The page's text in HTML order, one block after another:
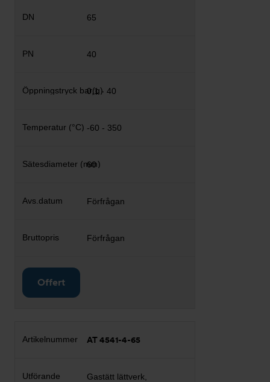
65
40
0,1 - 40
-60 - 350
60
Förfrågan
Förfrågan
Offert
AT 4541-4-65
Gastätt lättverk,